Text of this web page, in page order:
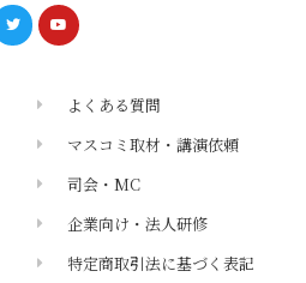
よくある質問
マスコミ取材・講演依頼
司会・MC
企業向け・法人研修
特定商取引法に基づく表記